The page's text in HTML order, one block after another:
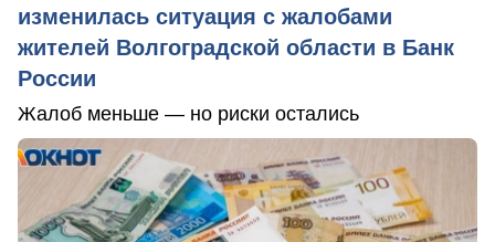
изменилась ситуация с жалобами
жителей Волгоградской области в Банк
России
Жалоб меньше — но риски остались